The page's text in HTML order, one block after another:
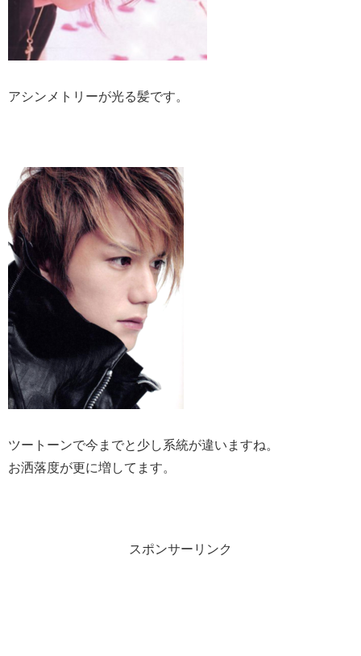
アシンメトリーが光る髪です。
ツートーンで今までと少し系統が違いますね。
お洒落度が更に増してます。
スポンサーリンク